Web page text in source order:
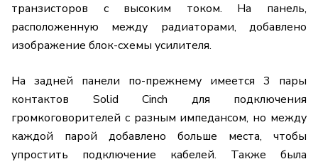
транзисторов с высоким током. На панель,
расположенную между радиаторами, добавлено
изображение блок-схемы усилителя.
На задней панели по-прежнему имеется 3 пары
контактов Solid Cinch для подключения
громкоговорителей с разным импедансом, но между
каждой парой добавлено больше места, чтобы
упростить подключение кабелей. Также была